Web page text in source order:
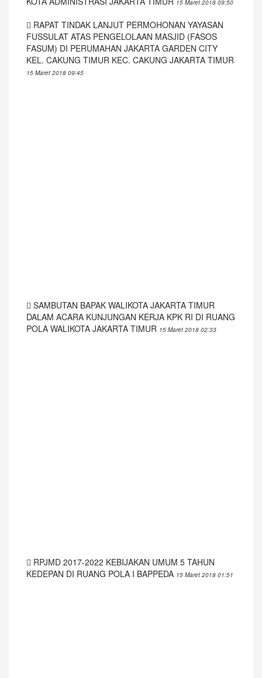
15 Maret 2018 09:50
RAPAT TINDAK LANJUT PERMOHONAN YAYASAN
FUSSULAT ATAS PENGELOLAAN MASJID (FASOS
FASUM) DI PERUMAHAN JAKARTA GARDEN CITY
KEL. CAKUNG TIMUR KEC. CAKUNG JAKARTA TIMUR
15 Maret 2018 09:45
SAMBUTAN BAPAK WALIKOTA JAKARTA TIMUR
DALAM ACARA KUNJUNGAN KERJA KPK RI DI RUANG
POLA WALIKOTA JAKARTA TIMUR 15 Maret 2018 02:33
RPJMD 2017-2022 KEBIJAKAN UMUM 5 TAHUN
KEDEPAN DI RUANG POLA I BAPPEDA 15 Maret 2018 01:51